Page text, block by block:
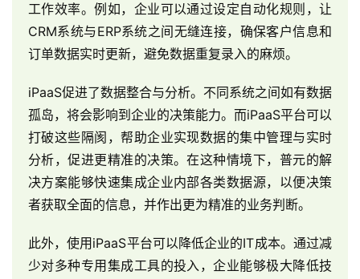
生
与
服
工作效率。例如，企业可以通过设定自动化规则，让
CRM系统与ERP系统之间无缝连接，确保客户信息和
订单数据实时更新，避免数据重复录入的麻烦。
iPaaS促进了数据整合与分析。不同系统之间如有数据
孤岛，将会影响到企业的决策能力。而iPaaS平台可以
打破这些隔阂，帮助企业实现数据的集中管理与实时
分析，促进更精准的决策。在这种情境下，普元的解
决方案能够快速集成企业内部各类数据源，以便决策
者获取全面的信息，并作出更为精准的业务判断。
此外，使用iPaaS平台可以降低企业的IT成本。通过减
少对多种专用集成工具的投入，企业能够极大降低技